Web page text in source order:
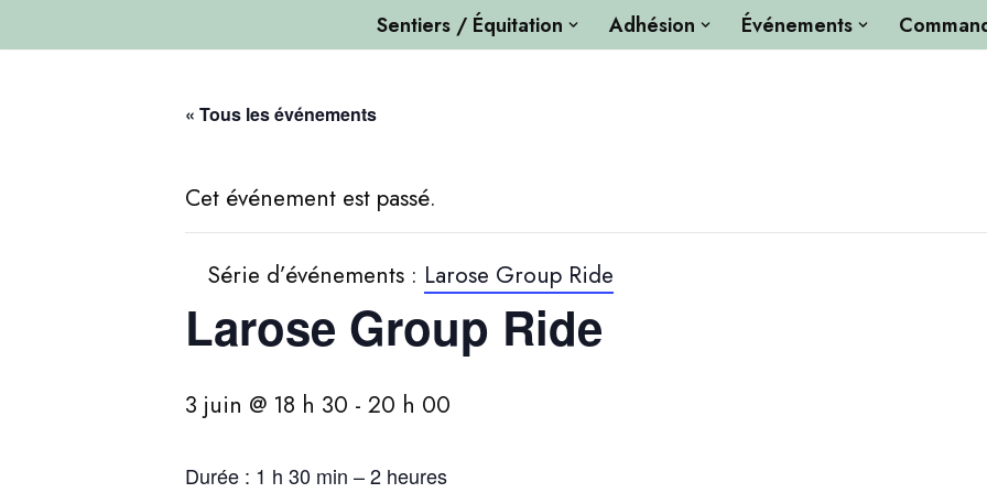
Sentiers / Équitation Adhésion Événements
« Tous les événements
Cet événement est passé.
Série d’événements : Larose Group Ride
Larose Group Ride
3 juin @ 18 h 30 - 20 h 00
Durée : 1 h 30 min – 2 heures